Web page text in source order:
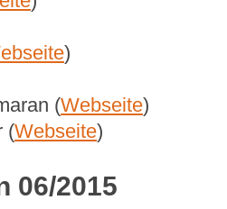
)
(Webseite)
(Webseite)
06/2015